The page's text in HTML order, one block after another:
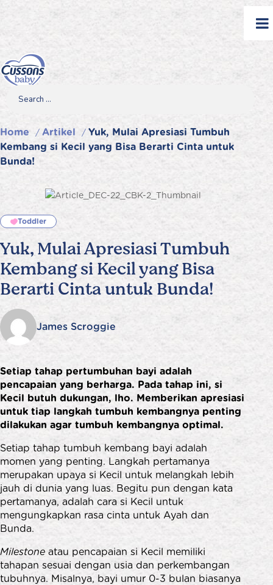
Search
Home / Artikel / Yuk, Mulai Apresiasi Tumbuh
Kembang si Kecil yang Bisa Berarti Cinta untuk
Bunda!
Toddler
Yuk, Mulai Apresiasi Tumbuh
Kembang si Kecil yang Bisa
Berarti Cinta untuk Bunda!
James Scroggie
Setiap tahap pertumbuhan bayi adalah
pencapaian yang berharga. Pada tahap ini, si
Kecil butuh dukungan, lho. Memberikan apresiasi
untuk tiap langkah tumbuh kembangnya penting
dilakukan agar tumbuh kembangnya optimal.
Setiap tahap tumbuh kembang bayi adalah
momen yang penting. Langkah pertamanya
merupakan upaya si Kecil untuk melangkah lebih
jauh di dunia yang luas. Begitu pun dengan kata
pertamanya, adalah cara si Kecil untuk
mengungkapkan rasa cinta untuk Ayah dan
Bunda.
Milestone atau pencapaian si Kecil memiliki
tahapan sesuai dengan usia dan perkembangan
tubuhnya. Misalnya, bayi umur 0-3 bulan biasanya